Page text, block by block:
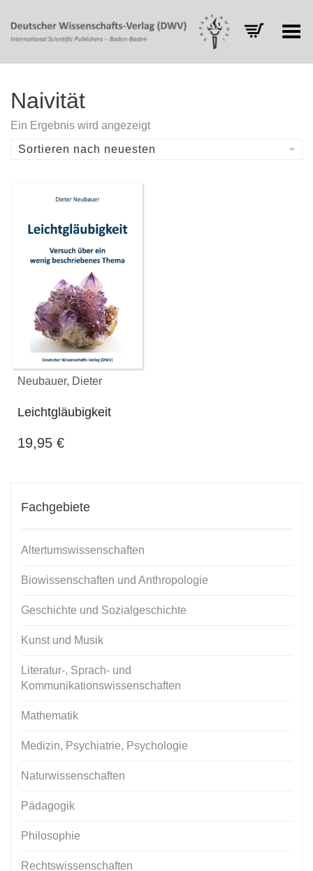
Toggle Menu
Naivität
Ein Ergebnis wird angezeigt
Sortieren nach neuesten
Neubauer, Dieter
Leichtgläubigkeit
19,95 €
Fachgebiete
Altertumswissenschaften
Biowissenschaften und Anthropologie
Geschichte und Sozialgeschichte
Kunst und Musik
Literatur-, Sprach- und
Kommunikationswissenschaften
Mathematik
Medizin, Psychiatrie, Psychologie
Naturwissenschaften
Pädagogik
Philosophie
Rechtswissenschaften